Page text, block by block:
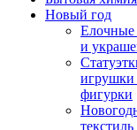
Новый год
и
игрушки
фигурки
текстиль